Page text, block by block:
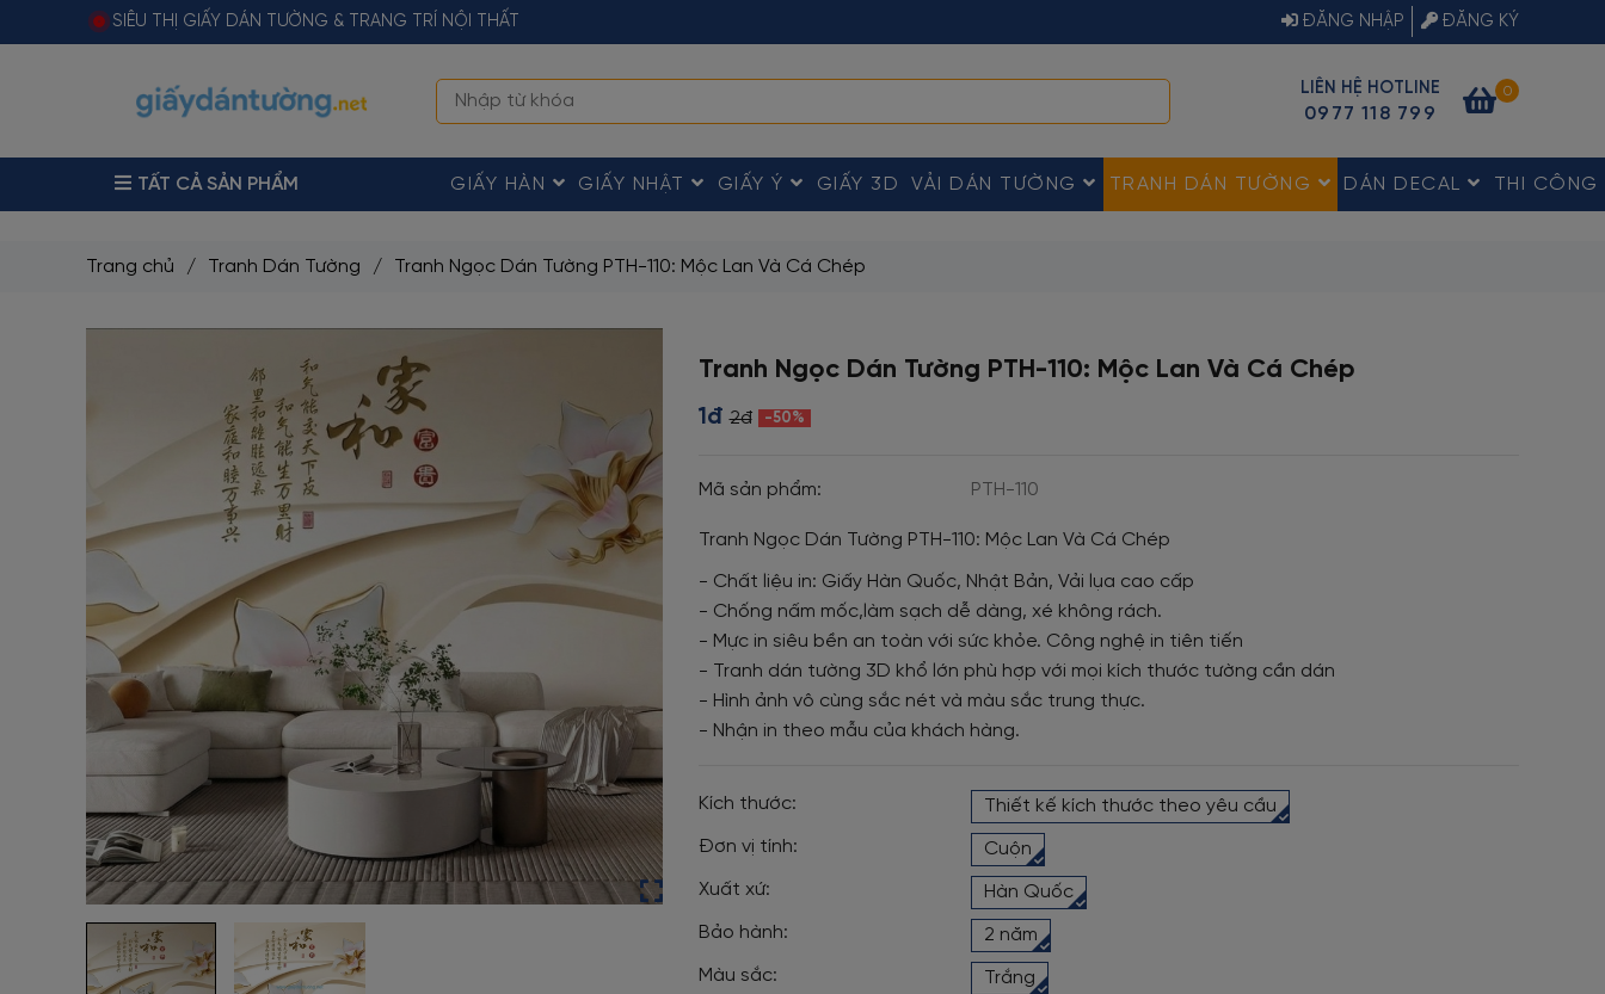
SIÊU THỊ GIẤY DÁN TƯỜNG & TRANG TRÍ NỘI THẤT ĐĂNG NHẬP ĐĂNG KÝ
LIÊN HỆ HOTLINE
0977 118 799
0
TẤT CẢ SẢN PHẨM GIẤY HÀN GIẤY NHẬT GIẤY Ý GIẤY 3D VẢI DÁN TƯỜNG TRANH DÁN TƯỜNG DÁN DECAL THI CÔNG
Trang chủ / Tranh Dán Tường / Tranh Ngọc Dán Tường PTH-110: Mộc Lan Và Cá Chép
Tranh Ngọc Dán Tường PTH-110: Mộc Lan Và Cá Chép
1đ 2đ -50%
Mã sản phẩm: PTH-110
Tranh Ngọc Dán Tường PTH-110: Mộc Lan Và Cá Chép
- Chất liệu in: Giấy Hàn Quốc, Nhật Bản, Vải lụa cao cấp
- Chống nấm mốc,làm sạch dễ dàng, xé không rách.
- Mực in siêu bền an toàn với sức khỏe. Công nghệ in tiên tiến
- Tranh dán tường 3D khổ lớn phù hợp với mọi kích thước tường cần dán
- Hình ảnh vô cùng sắc nét và màu sắc trung thực.
- Nhận in theo mẫu của khách hàng.
Kích thước:
Thiết kế kích thước theo yêu cầu
Đơn vị tính:
Cuộn
Xuất xứ:
Hàn Quốc
Bảo hành:
2 năm
Màu sắc:
Trắng